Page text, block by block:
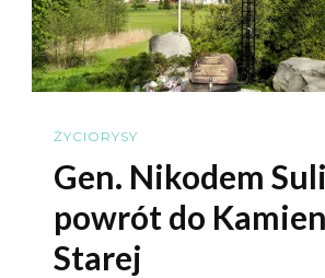
ŻYCIORYSY
Gen. Nikodem
powrót do
Starej